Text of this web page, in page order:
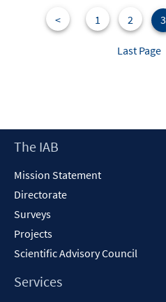
< 1 2 3
Last Page
Footer
The IAB
Mission Statement
Directorate
Surveys
Projects
Scientific Advisory Council
Services